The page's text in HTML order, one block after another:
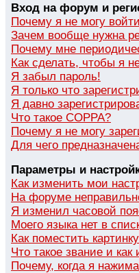
Вход на форум и
Почему я не могу
Зачем вообще нужна
Почему мне
Как сделать, чтобы я
Я забыл пароль!
Я только что
Я давно
Что такое COPPA?
Почему я не могу
Для чего
Параметры и
Как изменить мои
На форуме
Я изменил часовой
Моего языка нет в
Как поместить
Что такое звание и как
Почему, когда я